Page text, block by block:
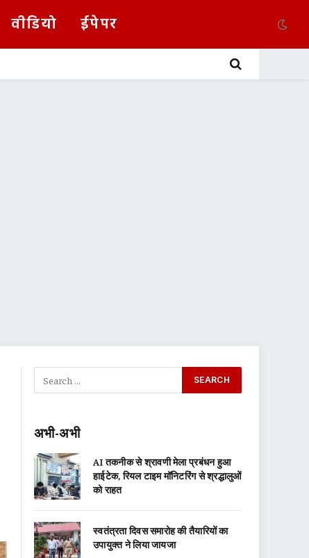
वीडियो ईपेपर
अभी-अभी
AI तकनीक से श्रावणी मेला प्रबंधन हुआ
हाईटेक, रियल टाइम मॉनिटरिंग से श्रद्धालुओं
को राहत
स्वतंत्रता दिवस समारोह की तैयारियों का
उपायुक्त ने लिया जायजा